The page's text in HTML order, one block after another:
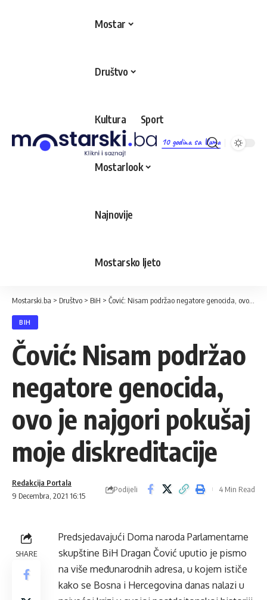
10 godina sa Vama
Mostar
Društvo
Kultura Sport
Mostarlook
Najnovije
Mostarsko ljeto
Mostarski.ba > Društvo > BiH > Čović: Nisam podržao negatore genocida, ovo je najgori pokušaj moje diskreditacije
BIH
Čović: Nisam podržao
negatore genocida,
ovo je najgori pokušaj
moje diskreditacije
9 Decembra, 2021 16:15
Redakcija Portala
Podijeli 4 Min Read
SHARE
Predsjedavajući Doma naroda Parlamentarne
skupštine BiH Dragan Čović uputio je pismo
na više međunarodnih adresa, u kojem ističe
kako se Bosna i Hercegovina danas nalazi u